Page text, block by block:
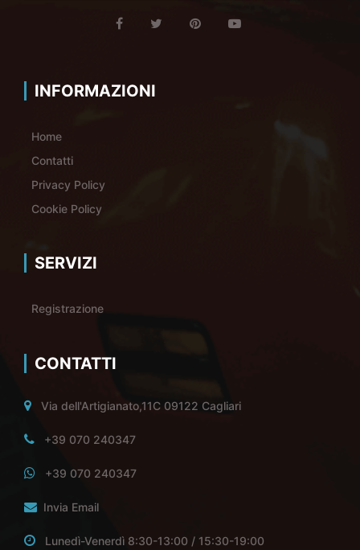
INFORMAZIONI
Home
Contatti
Privacy Policy
Cookie Policy
SERVIZI
Registrazione
CONTATTI
Via dell'Artigianato,11C 09122 Cagliari
+39 070 240347
+39 070 240347
Invia Email
Lunedì-Venerdì 8:30-13:00 / 15:30-19:00